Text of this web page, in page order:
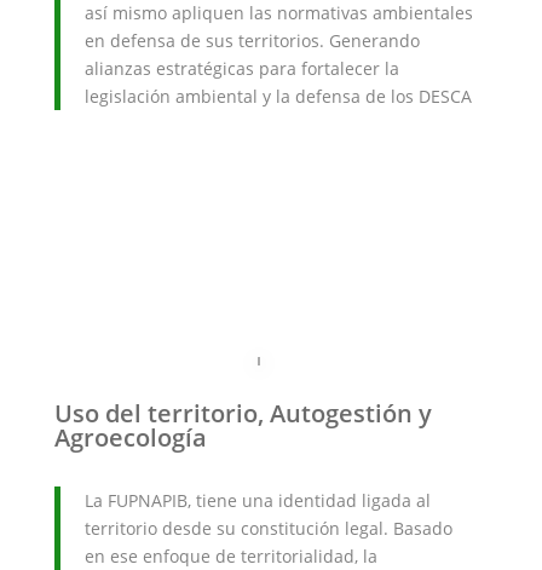
así mismo apliquen las normativas ambientales
en defensa de sus territorios. Generando
alianzas estratégicas para fortalecer la
legislación ambiental y la defensa de los DESCA
Uso del territorio, Autogestión y
Agroecología
La FUPNAPIB, tiene una identidad ligada al
territorio desde su constitución legal. Basado
en ese enfoque de territorialidad, la